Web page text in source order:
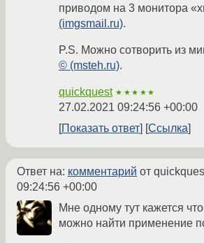
приводом на 3 монитора
(imgsmail.ru).
P.S. Можно сотворить из
© (msteh.ru).
quickquest ★★★★★
27.02.2021 09:24:56 +00:00
Показать ответ
Ссылка
Ответ на: комментарий от
09:24:56 +00:00
Мне одному тут кажется
можно найти применение